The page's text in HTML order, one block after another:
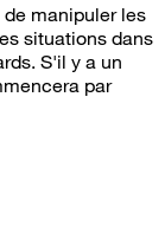
manipuler les
situations dans
S'il y a un
par